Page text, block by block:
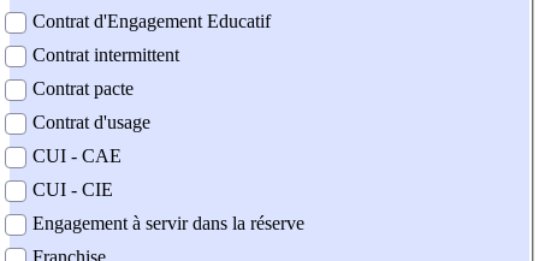
Contrat d'Engagement Educatif
Contrat intermittent
Contrat pacte
Contrat d'usage
CUI - CAE
CUI - CIE
Engagement à servir dans la réserve